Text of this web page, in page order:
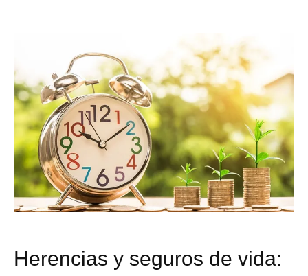
Herencias y seguros de vida: